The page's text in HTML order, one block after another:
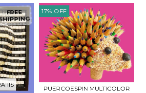
FREE 17% OFF
PUERCOESPIN MULTICOLOR